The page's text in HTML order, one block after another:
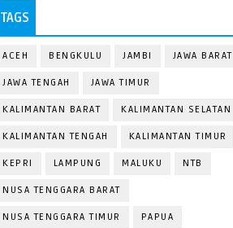
TAGS
ACEH BENGKULU JAMBI JAWA BARAT
JAWA TENGAH JAWA TIMUR
KALIMANTAN BARAT KALIMANTAN SELATAN
KALIMANTAN TENGAH KALIMANTAN TIMUR
KEPRI LAMPUNG MALUKU NTB
NUSA TENGGARA BARAT
NUSA TENGGARA TIMUR PAPUA